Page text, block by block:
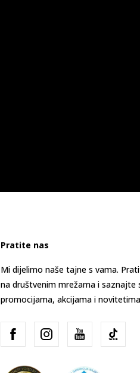
Pratite nas
Mi dijelimo naše tajne s vama.
na društvenim mrežama i saznajte
promocijama, akcijama i